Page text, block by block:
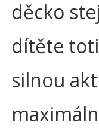
děcko
dítěte
silnou